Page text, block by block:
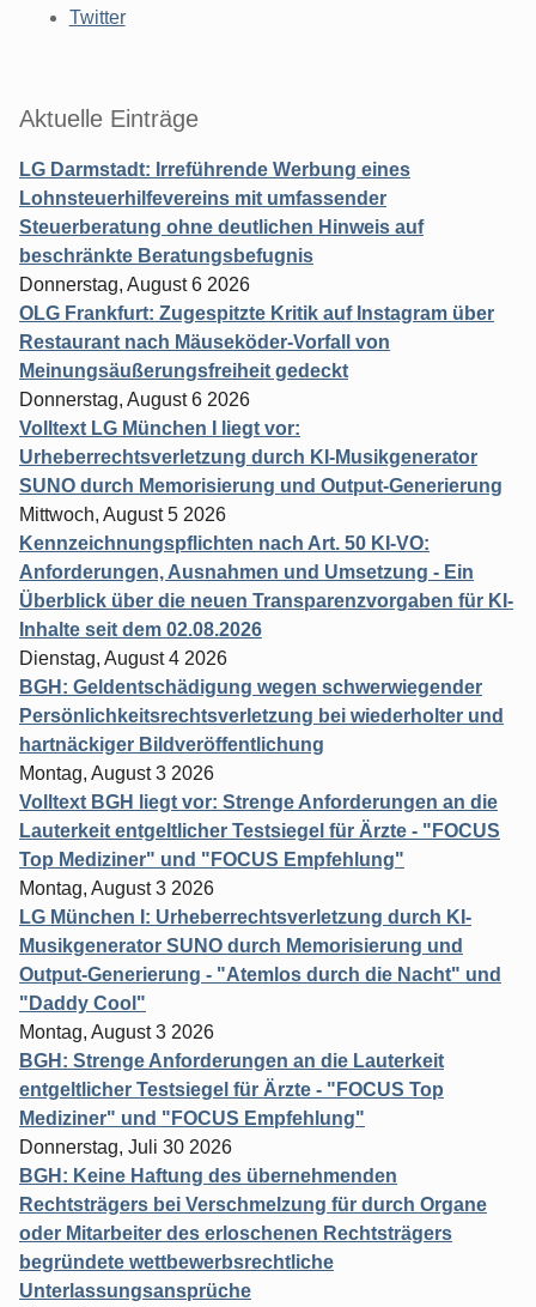
Twitter
Aktuelle Einträge
LG Darmstadt: Irreführende Werbung eines
Lohnsteuerhilfevereins mit umfassender
Steuerberatung ohne deutlichen Hinweis auf
beschränkte Beratungsbefugnis
Donnerstag, August 6 2026
OLG Frankfurt: Zugespitzte Kritik auf Instagram über
Restaurant nach Mäuseköder-Vorfall von
Meinungsäußerungsfreiheit gedeckt
Donnerstag, August 6 2026
Volltext LG München I liegt vor:
Urheberrechtsverletzung durch KI-Musikgenerator
SUNO durch Memorisierung und Output-Generierung
Mittwoch, August 5 2026
Kennzeichnungspflichten nach Art. 50 KI-VO:
Anforderungen, Ausnahmen und Umsetzung - Ein
Überblick über die neuen Transparenzvorgaben für KI-
Inhalte seit dem 02.08.2026
Dienstag, August 4 2026
BGH: Geldentschädigung wegen schwerwiegender
Persönlichkeitsrechtsverletzung bei wiederholter und
hartnäckiger Bildveröffentlichung
Montag, August 3 2026
Volltext BGH liegt vor: Strenge Anforderungen an die
Lauterkeit entgeltlicher Testsiegel für Ärzte - "FOCUS
Top Mediziner" und "FOCUS Empfehlung"
Montag, August 3 2026
LG München I: Urheberrechtsverletzung durch KI-
Musikgenerator SUNO durch Memorisierung und
Output-Generierung - "Atemlos durch die Nacht" und
"Daddy Cool"
Montag, August 3 2026
BGH: Strenge Anforderungen an die Lauterkeit
entgeltlicher Testsiegel für Ärzte - "FOCUS Top
Mediziner" und "FOCUS Empfehlung"
Donnerstag, Juli 30 2026
BGH: Keine Haftung des übernehmenden
Rechtsträgers bei Verschmelzung für durch Organe
oder Mitarbeiter des erloschenen Rechtsträgers
begründete wettbewerbsrechtliche
Unterlassungsansprüche